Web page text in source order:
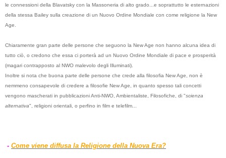
le connessioni della Blavatsky con la Massoneria di alto grado...e soprattutto le esternazioni
della stessa Bailey sulla creazione di un Nuovo Ordine Mondiale con come religione la New
Age.
Chiaramente gran parte delle persone che seguono la New Age non hanno alcuna idea di
tutto ciò, o credono che essa ci porterà ad un Nuovo Ordine Mondiale di pace e prosperità
(magari contrapposto al NWO malevolo degli Illuminati).
Inoltre si nota che buona parte delle persone che crede alla filosofia New Age, non è
nemmeno consapevole di credere a filosofie New Age, in quanto spesso tali concetti
vengono mascherati in pubblicazioni Anti-NWO, Ambientaliste, Filosofiche, di "scienza
alternativa", religioni orientali, o perfino in film e telefilm...
- Come viene diffusa la Religione della Nuova Era?